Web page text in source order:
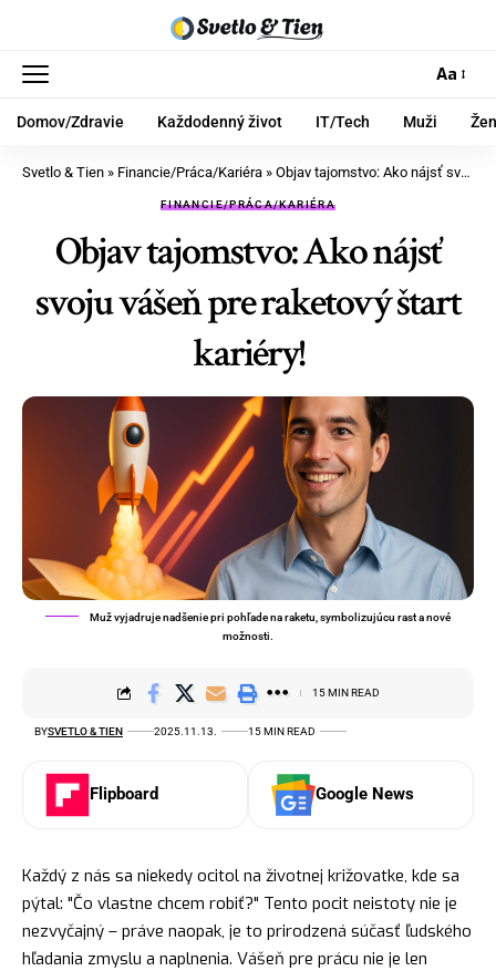
Aa
Domov/Zdravie Každodenný život IT/Tech Muži
Svetlo & Tien » Financie/Práca/Kariéra » Objav tajomstvo: Ako nájsť svoju vášeň pre raketový štart kariéry!
FINANCIE/PRÁCA/KARIÉRA
Objav tajomstvo: Ako nájsť
svoju vášeň pre raketový štart
kariéry!
Muž vyjadruje nadšenie pri pohľade na raketu, symbolizujúcu rast a nové
možnosti.
BYSVETLO & TIEN 2025.11.13. 15 MIN READ
15 MIN READ
Flipboard Google News
Každý z nás sa niekedy ocitol na životnej križovatke, kde sa
pýtal: "Čo vlastne chcem robiť?" Tento pocit neistoty nie je
nezvyčajný – práve naopak, je to prirodzená súčasť ľudského
hľadania zmyslu a naplnenia. Vášeň pre prácu nie je len